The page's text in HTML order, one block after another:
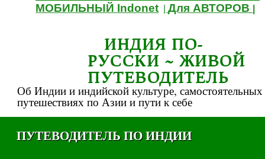
МОБИЛЬНЫЙ Indonet |Для АВТОРОВ
ИНДИЯ ПО-
РУССКИ ~ ЖИВОЙ
ПУТЕВОДИТЕЛЬ
Об Индии и индийской культуре, самостоятельных
путешествиях по Азии и пути к себе
ПУТЕВОДИТЕЛЬ ПО ИНДИИ